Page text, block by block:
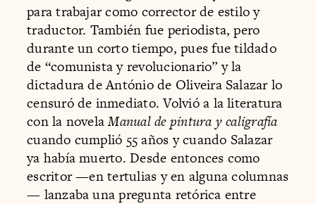
para trabajar como corrector de estilo y
traductor. También fue periodista, pero
durante un corto tiempo, pues fue tildado
de “comunista y revolucionario” y la
dictadura de António de Oliveira Salazar lo
censuró de inmediato. Volvió a la literatura
con la novelaManual de pintura y caligrafía
cuando cumplió 55 años y cuando Salazar
ya había muerto. Desde entonces como
escritor —en tertulias y en alguna columnas
— lanzaba una pregunta retórica entre